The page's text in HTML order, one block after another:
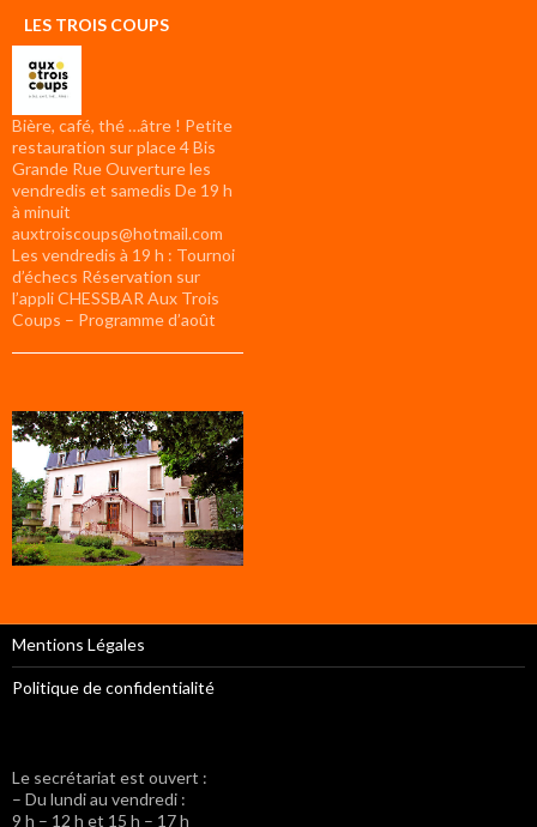
LES TROIS COUPS
Bière, café, thé …âtre ! Petite
restauration sur place 4 Bis
Grande Rue Ouverture les
vendredis et samedis De 19 h
à minuit
auxtroiscoups@hotmail.com
Les vendredis à 19 h : Tournoi
d’échecs Réservation sur
l’appli CHESSBAR Aux Trois
Coups – Programme d’août
Mentions Légales
Politique de confidentialité
Le secrétariat est ouvert :
– Du lundi au vendredi :
9 h – 12 h et 15 h – 17 h